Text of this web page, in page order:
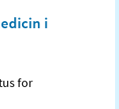
i
for